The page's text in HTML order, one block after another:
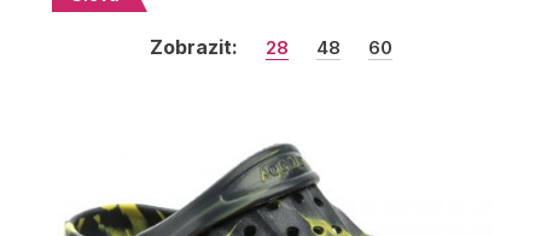
Zobrazit: 28 48 60